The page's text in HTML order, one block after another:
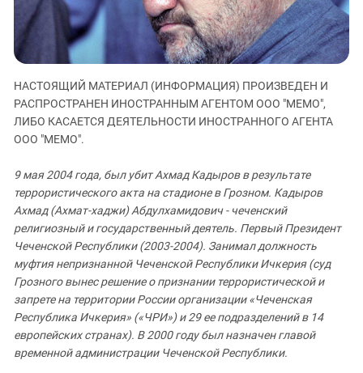
ЗАСТАВЛЯЕТ
КАВКАЗ ЗА ПАЛЕСТИНУ
ИНАКОМЫСЛИЕ В ЧЕЧНЕ
ПРЕСЛЕДОВАНИЕ АКТИВИСТОВ
МОБИЛИЗАЦИЯ И ПРОТЕСТЫ
Дагестан
Ингушетия
Кабардино-Балкария
Калмыкия
Краснодарский край
Российская Федерация
Ростовская область
Северная Осетия - Алания
СКФО
Ставропольский край
Чечня
Южная Осетия
НАСТОЯЩИЙ МАТЕРИАЛ (ИНФОРМАЦИЯ) ПРОИЗВЕДЕН И
РАСПРОСТРАНЕН ИНОСТРАННЫМ АГЕНТОМ ООО "МЕМО",
ЛИБО КАСАЕТСЯ ДЕЯТЕЛЬНОСТИ ИНОСТРАННОГО АГЕНТА
ООО "МЕМО".
9 мая 2004 года, был убит Ахмад Кадыров в результате
террористического акта на стадионе в Грозном. Кадыров
Ахмад (Ахмат-хаджи) Абдулхамидович - чеченский
религиозный и государственный деятель. Первый Президент
Чеченской Республики (2003-2004). Занимал должность
муфтия непризнанной Чеченской Республики Ичкерия (суд
Грозного вынес решение о признании террористической и
запрете на территории России организации «Чеченская
Республика Ичкерия» («ЧРИ») и 29 ее подразделений в 14
европейских странах). В 2000 году был назначен главой
временной администрации Чеченской Республики.